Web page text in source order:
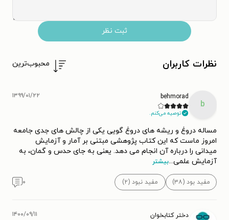
ثبت نظر
نظرات کاربران محبوب‌ترین
b
behmorad
توصیه می‌کنم.
۱۳۹۹/۰۱/۲۲
مساله دروغ و ریشه های دروغ گویی یکی از چالش های جدی جامعه
امروز ماست که این کتاب پژوهشی مبتنی بر آمار و آزمایش
میدانی را درباره آن انجام می دهد. یعنی به جای حدس و گمان، به
آزمایش علمی...بیشتر
مفید بود (۳۸) مفید نبود (۲) ۰
دختر کتابخوان ۱۴۰۰/۰۹/۱۱